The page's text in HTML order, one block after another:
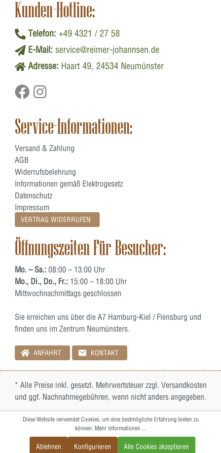
Kunden-Hotline:
Telefon: +49 4321 / 27 58
E-Mail: service@reimer-johannsen.de
Adresse: Haart 49, 24534 Neumünster
Service-Informationen:
Versand & Zahlung
AGB
Widerrufsbelehrung
Informationen gemäß Elektrogesetz
Datenschutz
Impressum
VERTRAG WIDERRUFEN
Öffnungszeiten Für Besucher:
Mo. – Sa.: 08:00 – 13:00 Uhr
Mo., Di., Do., Fr.: 15:00 – 18:00 Uhr
Mittwochnachmittags geschlossen
Sie erreichen uns über die A7 Hamburg-Kiel / Flensburg und
finden uns im Zentrum Neumünsters.
ANFAHRT KONTAKT
* Alle Preise inkl. gesetzl. Mehrwertsteuer zzgl. Versandkosten
und ggf. Nachnahmegebühren, wenn nicht anders angegeben.
Diese Website verwendet Cookies, um eine bestmögliche Erfahrung bieten zu
können. Mehr Informationen ...
Ablehnen Konfigurieren Alle Cookies akzeptieren